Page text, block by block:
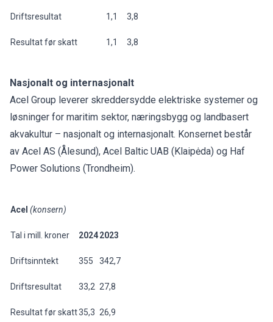
Driftsresultat 1,1 3,8
Resultat før skatt 1,1 3,8
Nasjonalt og internasjonalt
Acel Group leverer skreddersydde elektriske systemer og
løsninger for maritim sektor, næringsbygg og landbasert
akvakultur – nasjonalt og internasjonalt. Konsernet består
av Acel AS (Ålesund), Acel Baltic UAB (Klaipėda) og Haf
Power Solutions (Trondheim).
Acel (konsern)
Tal i mill. kroner 20242023
Driftsinntekt 355 342,7
Driftsresultat 33,2 27,8
Resultat før skatt35,3 26,9